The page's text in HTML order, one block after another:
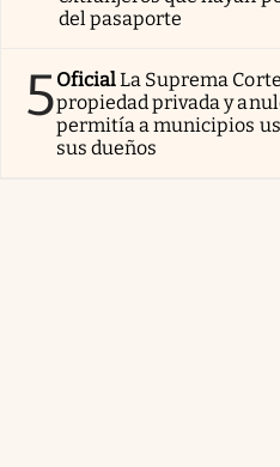
del pasaporte
5OficialLa Suprema
propiedad privada y
permitía a municipios
sus dueños